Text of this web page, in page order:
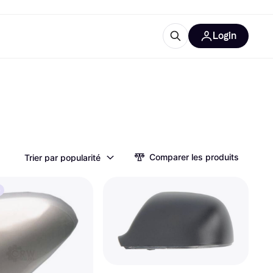
Login
Trier par popularité Comparer les produits